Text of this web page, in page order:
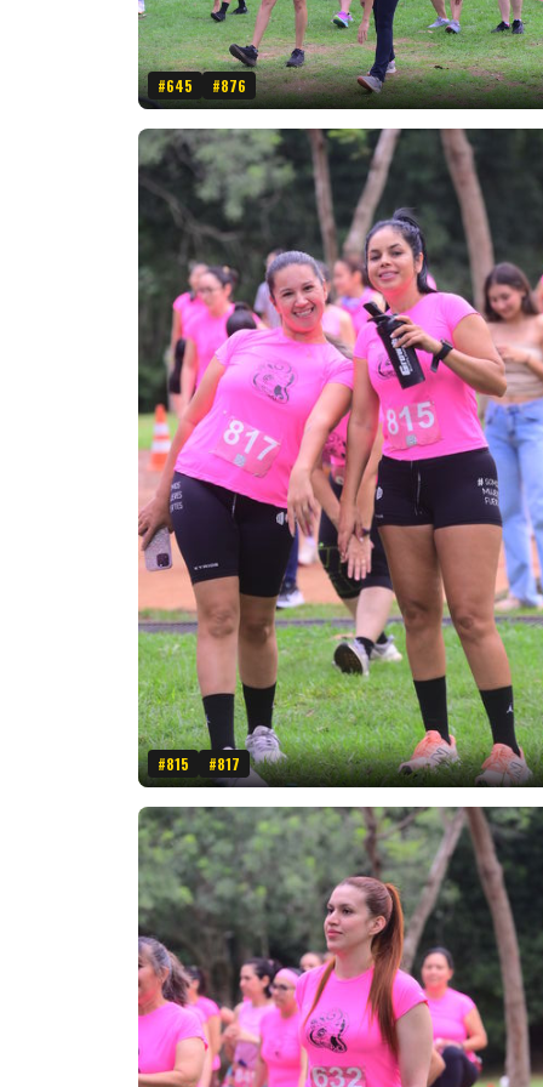
#645 #876
#815 #817